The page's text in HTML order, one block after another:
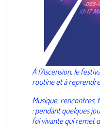
À l’Ascension, le
routine et à reprendre
Musique, rencontres,
: pendant quelques
foi vivante qui remet